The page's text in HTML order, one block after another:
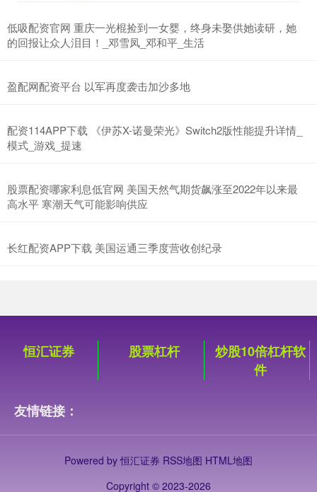
低吸配资官网 重庆一光棍捡到一女婴，终身未娶供她读研，她
的回报让众人泪目！_邓雪凤_邓和平_生活
盈配网配资平台 以军再度袭击加沙多地
配资114APP下载 《伊苏X-诺曼荣光》Switch2版性能提升详情_
模式_游戏_提速
股票配资哪家利息低官网 美国天然气期货飙涨至2022年以来最
高水平 寒潮天气可能影响供应
长红配资APP下载 美国运通三季度营收创纪录
恒汇证券 股票杠杆
炒股10倍杠杆软
件
友情链接：
Powered by恒汇证券 RSS地图 HTML地图
Copyright © 2023-2026